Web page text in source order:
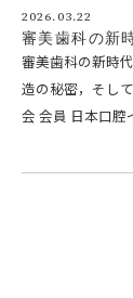
2026.03.22
審美歯科の新
審美歯科の新時
造の秘密，そし
会 会員 日本口腔